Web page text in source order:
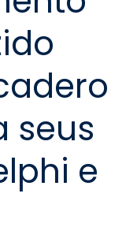
seus
e